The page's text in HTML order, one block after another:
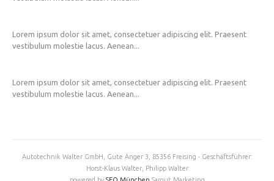
Lorem ipsum dolor sit amet, consectetuer adipiscing elit. Praesent
vestibulum molestie lacus. Aenean...
Lorem ipsum dolor sit amet, consectetuer adipiscing elit. Praesent
vestibulum molestie lacus. Aenean...
Autotechnik Walter GmbH, Gute Änger 3, 85356 Freising - Geschäftsführer:
Horst-Klaus Walter, Philipp Walter